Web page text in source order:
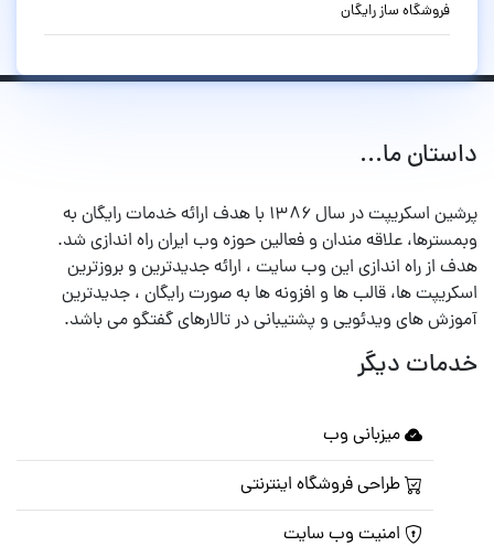
فروشگاه ساز رایگان
داستان ما...
پرشین اسکریپت در سال ۱۳۸۶ با هدف ارائه خدمات رایگان به
وبمسترها، علاقه مندان و فعالین حوزه وب ایران راه اندازی شد.
هدف از راه اندازی این وب سایت ، ارائه جدیدترین و بروزترین
اسکریپت ها، قالب ها و افزونه ها به صورت رایگان ، جدیدترین
آموزش های ویدئویی و پشتیبانی در تالارهای گفتگو می باشد.
خدمات دیگر
میزبانی وب
طراحی فروشگاه اینترنتی
امنیت وب سایت